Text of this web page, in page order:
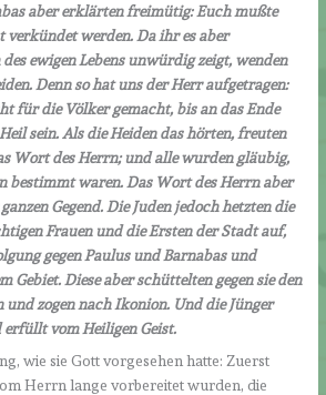
aber erklärten freimütig: Euch mußte
verkündet werden. Da ihr es aber
ewigen Lebens unwürdig zeigt, wenden
Denn so hat uns der Herr aufgetragen:
für die Völker gemacht, bis an das Ende
sein. Als die Heiden das hörten, freuten
Wort des Herrn; und alle wurden gläubig,
bestimmt waren. Das Wort des Herrn aber
Gegend. Die Juden jedoch hetzten die
Frauen und die Ersten der Stadt auf,
gegen Paulus und Barnabas und
Gebiet. Diese aber schüttelten gegen sie den
und zogen nach Ikonion. Und die Jünger
vom Heiligen Geist.
wie sie Gott vorgesehen hatte: Zuerst
Herrn lange vorbereitet wurden, die